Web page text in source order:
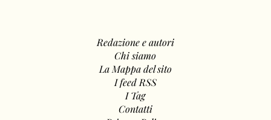
Redazione e autori
Chi siamo
La Mappa del sito
I feed RSS
I Tag
Contatti